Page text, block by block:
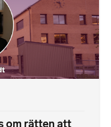
om rätten att